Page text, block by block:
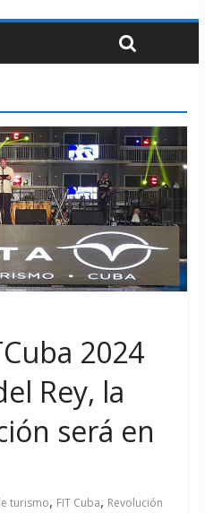
2024
Rey, la
será en
turismo, FIT Cuba, Revolución